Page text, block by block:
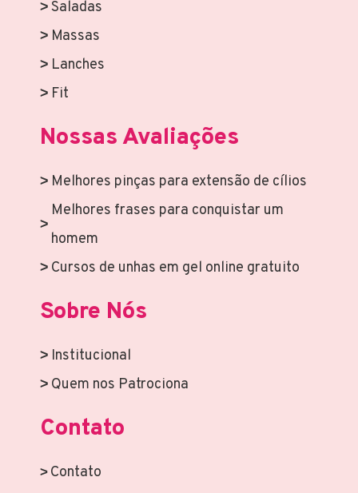
Saladas
Massas
Lanches
Fit
Nossas Avaliações
Melhores pinças para extensão de cílios
Melhores frases para conquistar um
homem
Cursos de unhas em gel online gratuito
Sobre Nós
Institucional
Quem nos Patrociona
Contato
Contato